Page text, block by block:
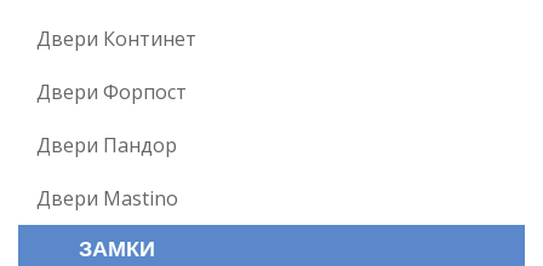
Двери Континет
Двери Форпост
Двери Пандор
Двери Mastino
ЗАМКИ